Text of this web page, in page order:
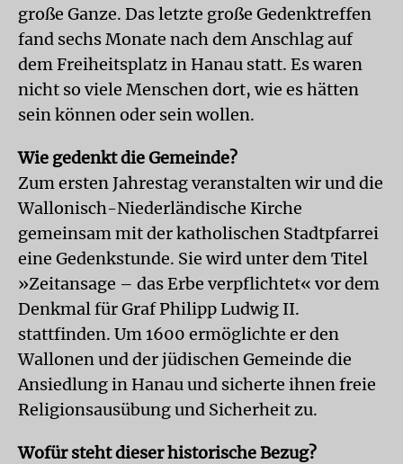
große Ganze. Das letzte große Gedenktreffen
fand sechs Monate nach dem Anschlag auf
dem Freiheitsplatz in Hanau statt. Es waren
nicht so viele Menschen dort, wie es hätten
sein können oder sein wollen.
Wie gedenkt die Gemeinde?
Zum ersten Jahrestag veranstalten wir und die
Wallonisch-Niederländische Kirche
gemeinsam mit der katholischen Stadtpfarrei
eine Gedenkstunde. Sie wird unter dem Titel
»Zeitansage – das Erbe verpflichtet« vor dem
Denkmal für Graf Philipp Ludwig II.
stattfinden. Um 1600 ermöglichte er den
Wallonen und der jüdischen Gemeinde die
Ansiedlung in Hanau und sicherte ihnen freie
Religionsausübung und Sicherheit zu.
Wofür steht dieser historische Bezug?